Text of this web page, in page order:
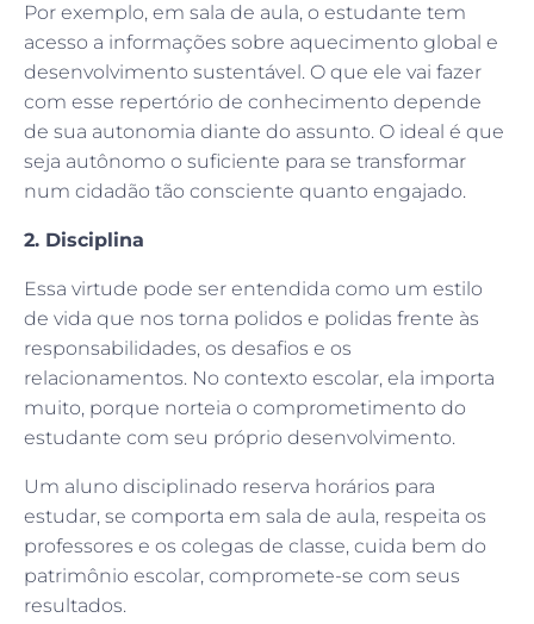
Por exemplo, em sala de aula, o estudante tem
acesso a informações sobre aquecimento global e
desenvolvimento sustentável. O que ele vai fazer
com esse repertório de conhecimento depende
de sua autonomia diante do assunto. O ideal é que
seja autônomo o suficiente para se transformar
num cidadão tão consciente quanto engajado.
2. Disciplina
Essa virtude pode ser entendida como um estilo
de vida que nos torna polidos e polidas frente às
responsabilidades, os desafios e os
relacionamentos. No contexto escolar, ela importa
muito, porque norteia o comprometimento do
estudante com seu próprio desenvolvimento.
Um aluno disciplinado reserva horários para
estudar, se comporta em sala de aula, respeita os
professores e os colegas de classe, cuida bem do
patrimônio escolar, compromete-se com seus
resultados.